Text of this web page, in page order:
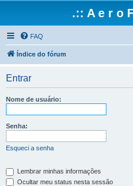
.:: A e r o
FAQ
Índice do fórum
Entrar
Nome de usuário:
Senha:
Esqueci a senha
Lembrar minhas informações
Ocultar meu status nesta sessão